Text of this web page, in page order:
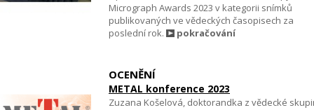
Micrograph Awards 2023 v kategorii snímků
publikovaných ve vědeckých časopisech za
poslední rok.
pokračování
OCENĚNÍ
METAL konference 2023
Zuzana Košelová, doktorandka z vědecké